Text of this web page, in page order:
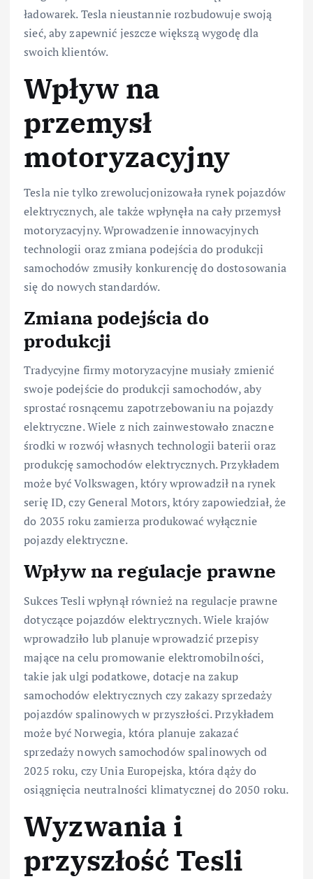
ładowarek. Tesla nieustannie rozbudowuje swoją
sieć, aby zapewnić jeszcze większą wygodę dla
swoich klientów.
Wpływ na
przemysł
motoryzacyjny
Tesla nie tylko zrewolucjonizowała rynek pojazdów
elektrycznych, ale także wpłynęła na cały przemysł
motoryzacyjny. Wprowadzenie innowacyjnych
technologii oraz zmiana podejścia do produkcji
samochodów zmusiły konkurencję do dostosowania
się do nowych standardów.
Zmiana podejścia do
produkcji
Tradycyjne firmy motoryzacyjne musiały zmienić
swoje podejście do produkcji samochodów, aby
sprostać rosnącemu zapotrzebowaniu na pojazdy
elektryczne. Wiele z nich zainwestowało znaczne
środki w rozwój własnych technologii baterii oraz
produkcję samochodów elektrycznych. Przykładem
może być Volkswagen, który wprowadził na rynek
serię ID, czy General Motors, który zapowiedział, że
do 2035 roku zamierza produkować wyłącznie
pojazdy elektryczne.
Wpływ na regulacje prawne
Sukces Tesli wpłynął również na regulacje prawne
dotyczące pojazdów elektrycznych. Wiele krajów
wprowadziło lub planuje wprowadzić przepisy
mające na celu promowanie elektromobilności,
takie jak ulgi podatkowe, dotacje na zakup
samochodów elektrycznych czy zakazy sprzedaży
pojazdów spalinowych w przyszłości. Przykładem
może być Norwegia, która planuje zakazać
sprzedaży nowych samochodów spalinowych od
2025 roku, czy Unia Europejska, która dąży do
osiągnięcia neutralności klimatycznej do 2050 roku.
Wyzwania i
przyszłość Tesli